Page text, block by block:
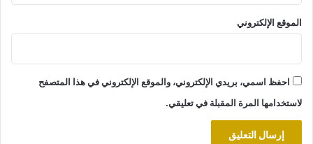
الموقع الإلكتروني
احفظ اسمي، بريدي الإلكتروني، والموقع الإلكتروني في هذا المتصفح
لاستخدامها المرة المقبلة في تعليقي.